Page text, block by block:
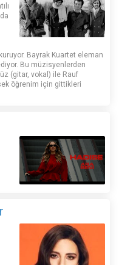
Bayrak Kuartet eleman
Bu müzisyenlerden
(gitar, vokal) ile Rauf
öğrenim için gittikleri